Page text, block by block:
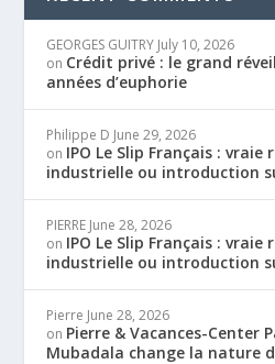
GEORGES GUITRY July 10, 2026
on Crédit privé : le grand
années d’euphorie
Philippe D June 29, 2026
on IPO Le Slip Français : vraie
industrielle ou introduction
PIERRE June 28, 2026
on IPO Le Slip Français : vraie
industrielle ou introduction
Pierre June 28, 2026
on Pierre & Vacances-Center
Mubadala change la nature